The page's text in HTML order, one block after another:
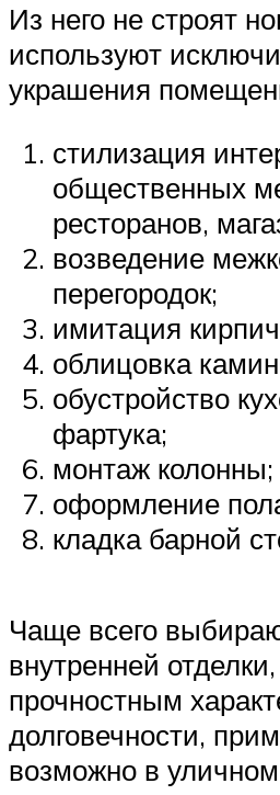
Из него не строят
используют
украшения
стилизация
общественных
ресторанов,
возведение
перегородок;
имитация
облицовка
обустройство
фартука;
монтаж колонны;
оформление
кладка барной
Чаще всего
внутренней
прочностным
долговечности,
возможно в